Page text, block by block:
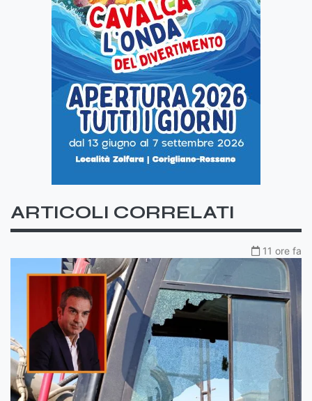
ARTICOLI CORRELATI
11 ore fa